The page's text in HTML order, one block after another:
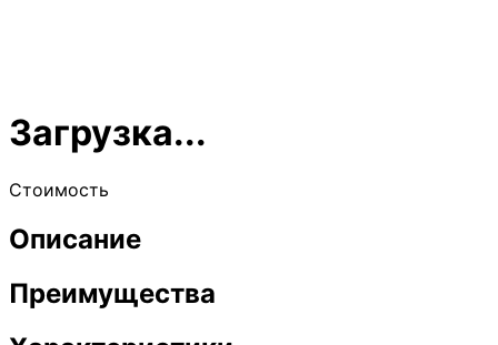
Загрузка...
Стоимость
Описание
Преимущества